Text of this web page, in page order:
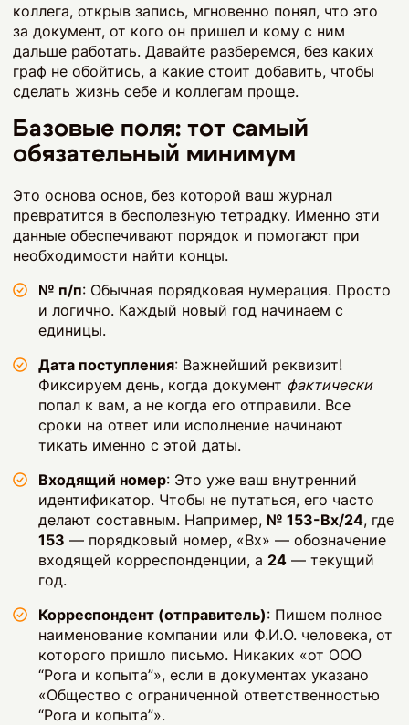
коллега, открыв запись, мгновенно понял, что это
за документ, от кого он пришел и кому с ним
дальше работать. Давайте разберемся, без каких
граф не обойтись, а какие стоит добавить, чтобы
сделать жизнь себе и коллегам проще.
Базовые поля: тот самый
обязательный минимум
Это основа основ, без которой ваш журнал
превратится в бесполезную тетрадку. Именно эти
данные обеспечивают порядок и помогают при
необходимости найти концы.
№ п/п: Обычная порядковая нумерация. Просто
и логично. Каждый новый год начинаем с
единицы.
Дата поступления: Важнейший реквизит!
Фиксируем день, когда документ фактически
попал к вам, а не когда его отправили. Все
сроки на ответ или исполнение начинают
тикать именно с этой даты.
Входящий номер: Это уже ваш внутренний
идентификатор. Чтобы не путаться, его часто
делают составным. Например, № 153-Вх/24, где
153 — порядковый номер, «Вх» — обозначение
входящей корреспонденции, а 24 — текущий
год.
Корреспондент (отправитель): Пишем полное
наименование компании или Ф.И.О. человека, от
которого пришло письмо. Никаких «от ООО
“Рога и копыта”», если в документах указано
«Общество с ограниченной ответственностью
“Рога и копыта”».